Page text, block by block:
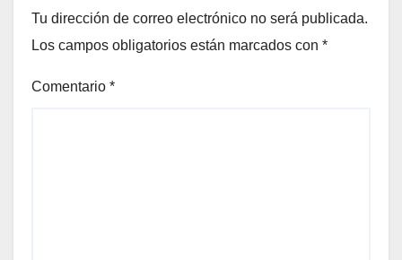
Tu dirección de correo electrónico no será publicada.
Los campos obligatorios están marcados con *
Comentario *